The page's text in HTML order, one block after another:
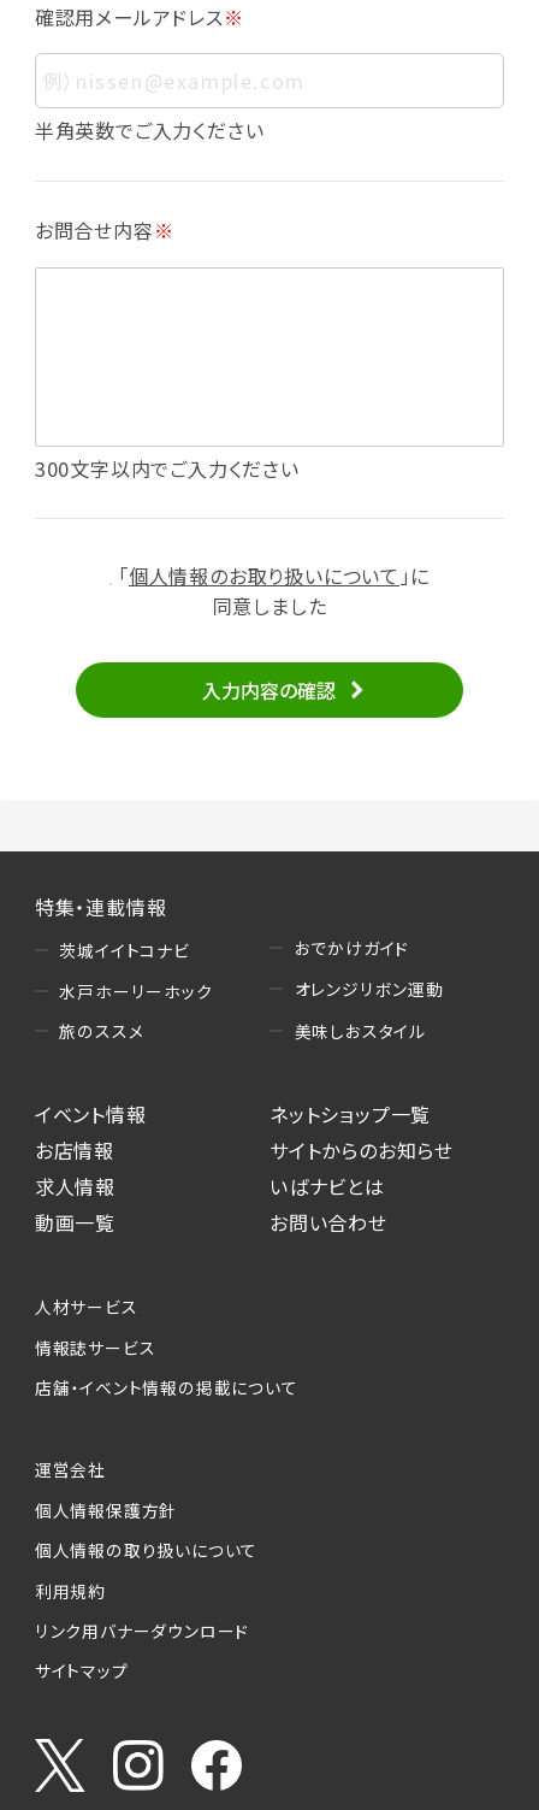
下の通りであり、これらの目的達成の範囲を超
えてお客様の個人情報を利用することはありま
せん。
・会員登録者の個人認証
・会員ポイントプログラムの運営
・メールマガジンの配信
・本サービスに関する規約等の変更の通知
・投稿したクチコミ情報、写真の本サービスへの
・メールマガジン、お知らせ、広告等の配信
（2）ユーザーからのお問い合わせへの対応
せの内容確認、返答
・当サービスの品質改善
・読者プレゼント、アンケート等、当サービスが実
施するキャンペーンの抽選、当選者への連絡及
び発送 ・ユーザーの趣向や属性情報等の分析
（5）広告主への問い合わせ・応募等への対応
・本サービスを通じて求人広告に応募した際の
選考に関する連絡
・本サービスを通じて店舗への来店予約を登録
した際の内容確認、返答
本サービスが収集する個人情報は、ご本人の意
ービスの実施にあたりそれぞれ必要となる項目
を入力いただかない場合は、各々のサービスを
個人情報の第三者への提供について
当社は、以下の提供先に対して個人情報を提供
します。
(1)お客様が求人応募フォームより個人情報を
送信した事業主（広告主）への提供
お客様が求職活動・応募等を行った企業による
うやりとり・情報提供（採否・合否の検討を含み
ます）
確認用メールアドレス※
半角英数でご入力ください
お問合せ内容※
300文字以内でご入力ください
「個人情報のお取り扱いについて 」に
同意しました
入力内容の確認
特集・連載情報
茨城イイトコナビ
水戸ホーリーホック
旅のススメ
おでかけガイド
オレンジリボン運動
美味しおスタイル
イベント情報
お店情報
求人情報
動画一覧
ネットショップ一覧
サイトからのお知らせ
いばナビとは
お問い合わせ
人材サービス
情報誌サービス
店舗・イベント情報の掲載について
運営会社
個人情報保護方針
個人情報の取り扱いについて
利用規約
リンク用バナーダウンロード
サイトマップ